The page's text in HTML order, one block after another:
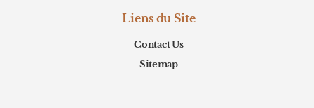
Liens du Site
Contact Us
Sitemap